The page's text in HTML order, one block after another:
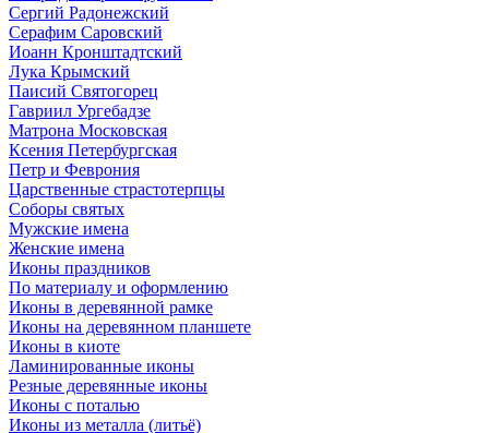
Сергий Радонежский
Серафим Саровский
Иоанн Кронштадтский
Лука Крымский
Паисий Святогорец
Гавриил Ургебадзе
Матрона Московская
Ксения Петербургская
Петр и Феврония
Царственные страстотерпцы
Соборы святых
Мужские имена
Женские имена
Иконы праздников
По материалу и оформлению
Иконы в деревянной рамке
Иконы на деревянном планшете
Иконы в киоте
Ламинированные иконы
Резные деревянные иконы
Иконы с поталью
Иконы из металла (литьё)